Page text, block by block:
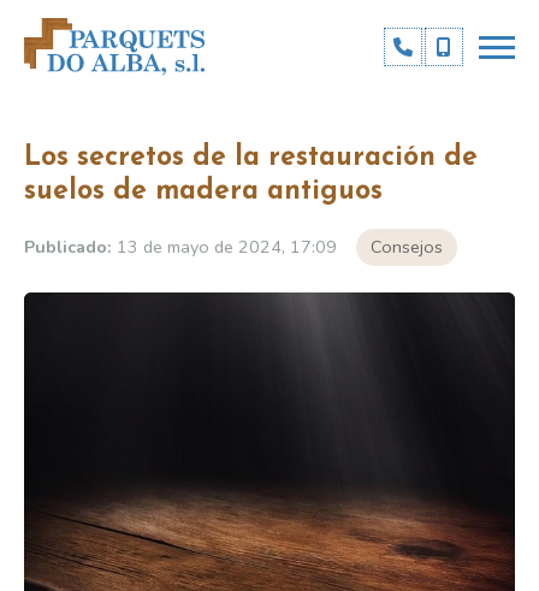
Los secretos de la restauración de
suelos de madera antiguos
Publicado: 13 de mayo de 2024, 17:09 Consejos